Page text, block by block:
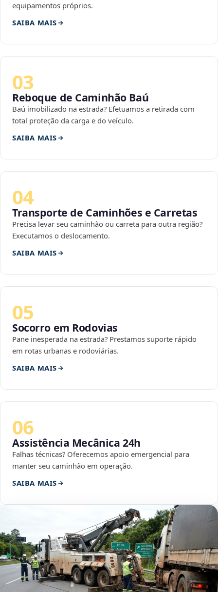
equipamentos próprios.
SAIBA MAIS
03
Reboque de Caminhão Baú
Baú imobilizado na estrada? Efetuamos a retirada com
total proteção da carga e do veículo.
SAIBA MAIS
04
Transporte de Caminhões e Carretas
Precisa levar seu caminhão ou carreta para outra região?
Executamos o deslocamento.
SAIBA MAIS
05
Socorro em Rodovias
Pane inesperada na estrada? Prestamos suporte rápido
em rotas urbanas e rodoviárias.
SAIBA MAIS
06
Assistência Mecânica 24h
Falhas técnicas? Oferecemos apoio emergencial para
manter seu caminhão em operação.
SAIBA MAIS